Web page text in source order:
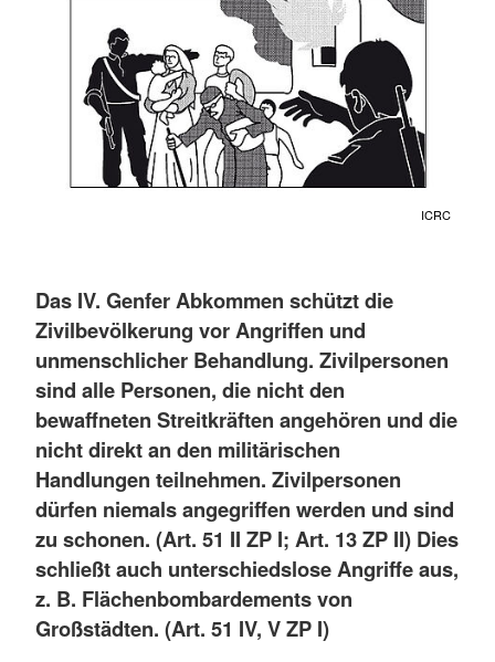
ICRC
Das IV. Genfer Abkommen schützt die
Zivilbevölkerung vor Angriffen und
unmenschlicher Behandlung. Zivilpersonen
sind alle Personen, die nicht den
bewaffneten Streitkräften angehören und die
nicht direkt an den militärischen
Handlungen teilnehmen. Zivilpersonen
dürfen niemals angegriffen werden und sind
zu schonen. (Art. 51 II ZP I; Art. 13 ZP II) Dies
schließt auch unterschiedslose Angriffe aus,
z. B. Flächenbombardements von
Großstädten. (Art. 51 IV, V ZP I)